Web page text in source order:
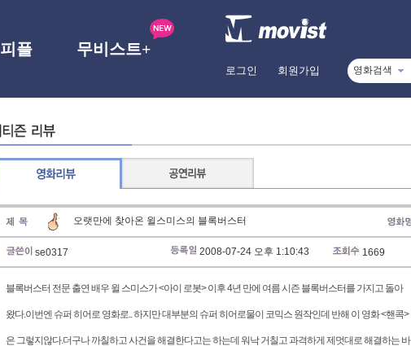
피플 무비스트+
로그인 회원가입 영화검색
오랫만에 찾아온 윌스미스의 블록버스터
se0317 2008-07-24 오후 1:10:43 1669
블록버스터 전문 출연 배우 윌 스미스가 <아이 로봇> 이후 4년 만에 여름 시즌 블록버스터를 가지고 돌아
왔다.이번엔 슈퍼 히어로 영화로.. 하지만 대부분의 슈퍼 히어로물이 코믹스 원작인데 반해 이 영화 <핸콕>
은 그렇지않다.더구나 까칠하고 사건을 해결한다고는 하는데 워낙 거칠고 과격하게 제멋대로 해결하는 바